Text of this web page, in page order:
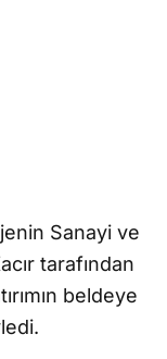
Sanayi ve
tarafından
beldeye